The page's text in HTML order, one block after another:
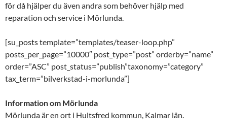
för då hjälper du även andra som behöver hjälp med
reparation och service i Mörlunda.
[su_posts template=”templates/teaser-loop.php”
posts_per_page=”10000″ post_type=”post” orderby=”name”
order=”ASC” post_status=”publish”taxonomy=”category”
tax_term=”bilverkstad-i-morlunda”]
Information om Mörlunda
Mörlunda är en ort i Hultsfred kommun, Kalmar län.